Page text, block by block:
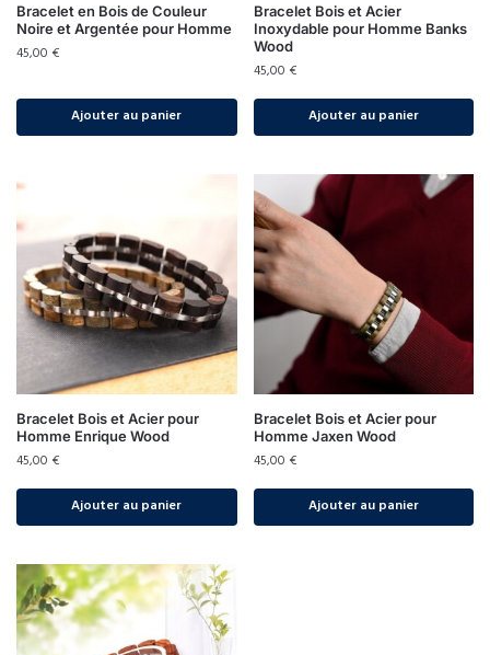
Bracelet en Bois de Couleur
Noire et Argentée pour Homme
45,00 €
Ajouter au panier
Bracelet Bois et Acier
Inoxydable pour Homme Banks
Wood
45,00 €
Ajouter au panier
Bracelet Bois et Acier pour
Homme Enrique Wood
45,00 €
Ajouter au panier
Bracelet Bois et Acier pour
Homme Jaxen Wood
45,00 €
Ajouter au panier